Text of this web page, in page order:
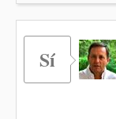
Sí